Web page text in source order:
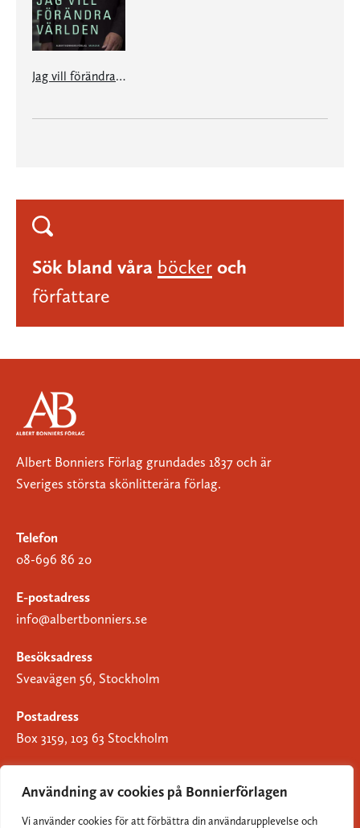
Användning av cookies på Bonnierförlagen
Vi använder cookies för att förbättra din användarupplevelse och
Jag vill förändra världen
Sök bland våra böcker och
författare
Albert Bonniers Förlag grundades 1837 och är
Sveriges största skönlitterära förlag.
Telefon
08-696 86 20
E-postadress
info@albertbonniers.se
Besöksadress
Sveavägen 56, Stockholm
Postadress
Box 3159, 103 63 Stockholm